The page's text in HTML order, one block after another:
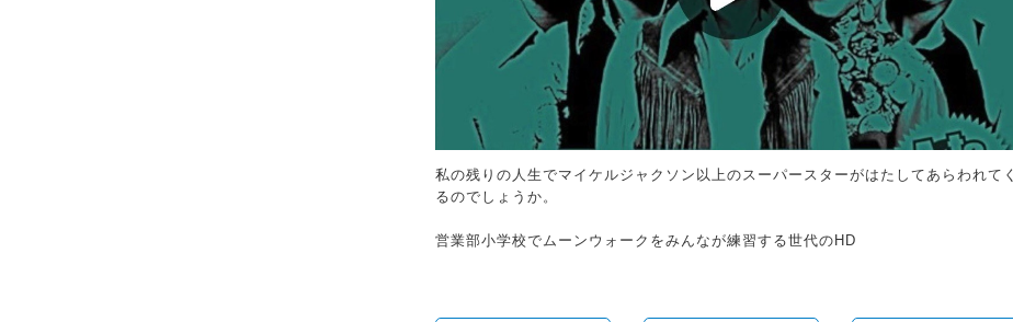
私の残りの人生でマイケルジャクソン以上のスーパースターがはたしてあらわれてく
るのでしょうか。
営業部小学校でムーンウォークをみんなが練習する世代のHD